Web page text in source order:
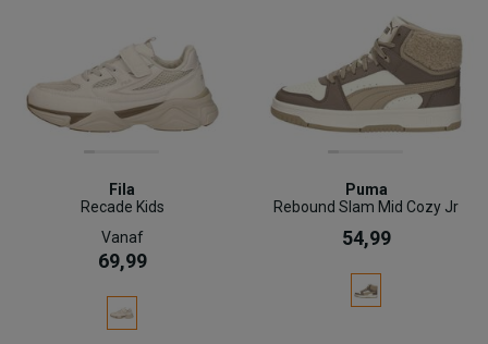
Fila
Recade Kids
Vanaf
69,99
Puma
Rebound Slam Mid Cozy Jr
54,99